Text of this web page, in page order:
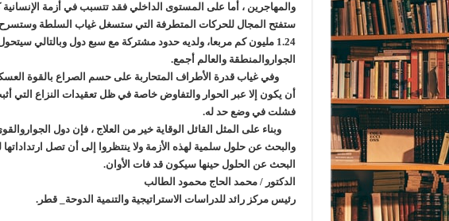
والمهاجرين ، أما على المستوى الداخلي فقد تتسبب في أزمة الإنسانية
ستفتح المجال للحركات المتطرفة التي ستسغل غياب السلطة
1.24 مليون كم مربعا، ولديه حدود مشتركة مع سبع دول وبالتالي
الجواروالمنطقة والعالم أجمع.
وفي غياب قدرة الأطراف المتحاربة على حسم الصراع بالقوة
أن يكون إلا عبر الحوار والتفاوض خاصة في ظل تعقيدات النزاع التي
فشلت في وضع حد له.
وبناء على المثل القائل الوقاية خير من العلاج ، فإن دول
والبحث عن حلول سلمية لهذه الأزمة ولا ينتظروا إلى أن تصل
البحث عن الحلول حينها سيكون قد فات الأوان.
الدكتور / محمد الحاج محمود الطالب
رئيس مركز رائد للدراسات الاستراتيجية والتنمية الدوحة_ قطر.